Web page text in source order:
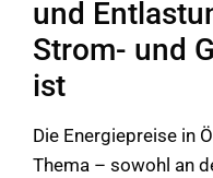
und
Strom- und
ist
Die Energiepreise in
Thema – sowohl an